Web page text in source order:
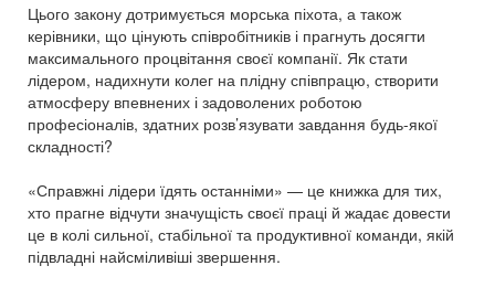
Цього закону дотримується морська піхота, а також
керівники, що цінують співробітників і прагнуть досягти
максимального процвітання своєї компанії. Як стати
лідером, надихнути колег на плідну співпрацю, створити
атмосферу впевнених і задоволених роботою
професіоналів, здатних розв’язувати завдання будь-якої
складності?
«Справжні лідери їдять останніми» — це книжка для тих,
хто прагне відчути значущість своєї праці й жадає довести
це в колі сильної, стабільної та продуктивної команди, якій
підвладні найсміливіші звершення.